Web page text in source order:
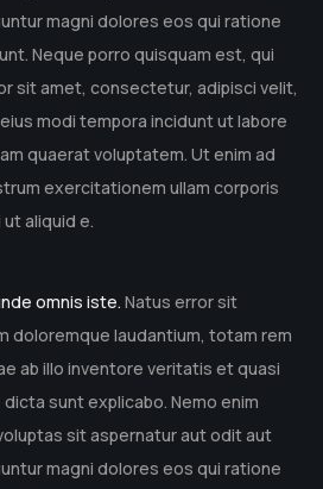
magni dolores eos qui ratione
Neque porro quisquam est, qui
sit amet, consectetur, adipisci velit,
modi tempora incidunt ut labore
quaerat voluptatem. Ut enim ad
exercitationem ullam corporis
aliquid e.
omnis iste. Natus error sit
doloremque laudantium, totam rem
ab illo inventore veritatis et quasi
sunt explicabo. Nemo enim
sit aspernatur aut odit aut
magni dolores eos qui ratione